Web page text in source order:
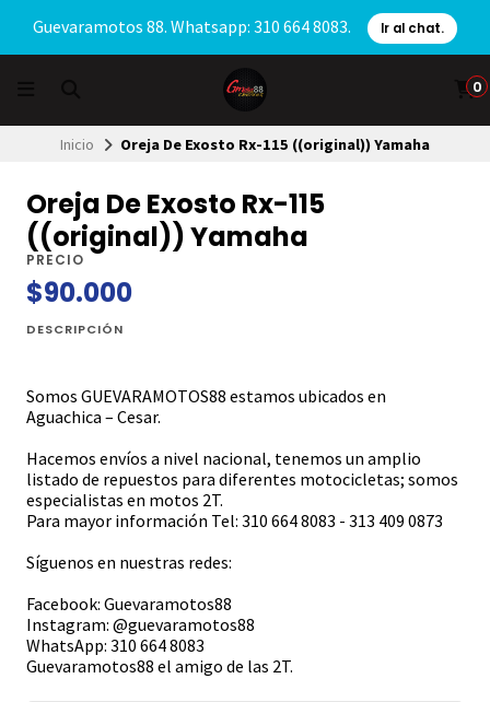
Guevaramotos 88. Whatsapp: 310 664 8083. Ir al chat.
0
Inicio Oreja De Exosto Rx-115 ((original)) Yamaha
Oreja De Exosto Rx-115
((original)) Yamaha
PRECIO
$90.000
DESCRIPCIÓN
Somos GUEVARAMOTOS88 estamos ubicados en
Aguachica – Cesar.
Hacemos envíos a nivel nacional, tenemos un amplio
listado de repuestos para diferentes motocicletas; somos
especialistas en motos 2T.
Para mayor información Tel: 310 664 8083 - 313 409 0873
Síguenos en nuestras redes:
Facebook: Guevaramotos88
Instagram: @guevaramotos88
WhatsApp: 310 664 8083
Guevaramotos88 el amigo de las 2T.